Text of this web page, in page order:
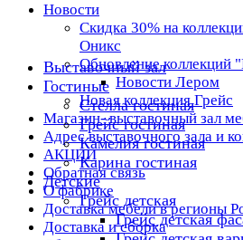
Новости
Скидка 30% на
Оникс
Обновление коллекций
Новости Лером
Новая коллекция Грейс
Магазин- выставочный зал
Адрес выставочного зала и
АКЦИИ
Обратная связь
О фабрике
Доставка мебели в регионы
Доставка и сборка
Выставочный зал
Гостиные
Стелла гостиная
Грейс гостиная
Камелия гостиная
Карина гостиная
Детские
Грейс детская
Грейс детская